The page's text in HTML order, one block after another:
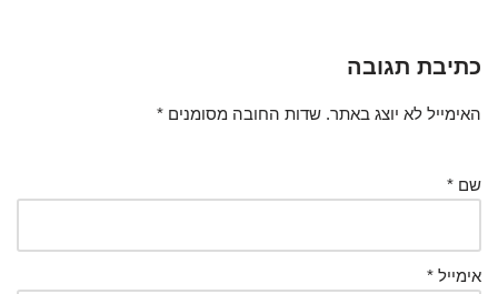
כתיבת תגובה
האימייל לא יוצג באתר. שדות החובה מסומנים *
שם *
אימייל *